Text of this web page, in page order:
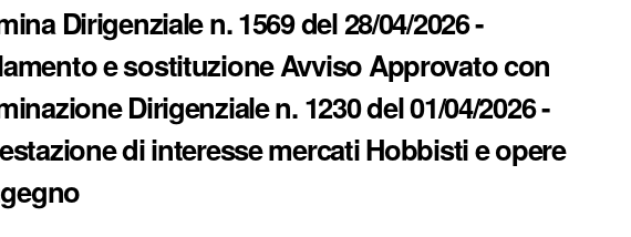
Dirigenziale n. 1569 del 28/04/2026 -
e sostituzione Avviso Approvato con
Dirigenziale n. 1230 del 01/04/2026 -
di interesse mercati Hobbisti e opere